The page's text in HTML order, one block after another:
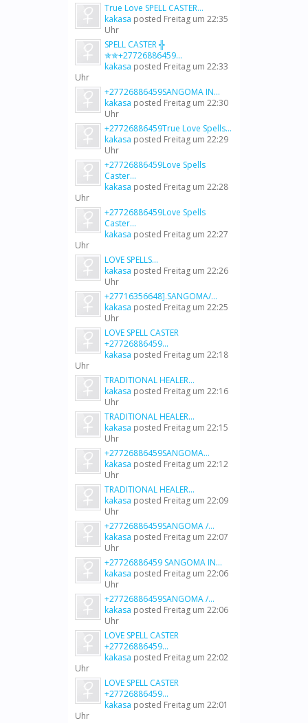
True Love SPELL CASTER...
kakasa posted Freitag um 22:35
Uhr
SPELL CASTER ╬
✯✯+27726886459...
kakasa posted Freitag um 22:33
Uhr
+27726886459SANGOMA IN...
kakasa posted Freitag um 22:30
Uhr
+27726886459True Love Spells...
kakasa posted Freitag um 22:29
Uhr
+27726886459Love Spells
Caster...
kakasa posted Freitag um 22:28
Uhr
+27726886459Love Spells
Caster...
kakasa posted Freitag um 22:27
Uhr
LOVE SPELLS...
kakasa posted Freitag um 22:26
Uhr
+27716356648].SANGOMA/...
kakasa posted Freitag um 22:25
Uhr
LOVE SPELL CASTER
+27726886459...
kakasa posted Freitag um 22:18
Uhr
TRADITIONAL HEALER...
kakasa posted Freitag um 22:16
Uhr
TRADITIONAL HEALER...
kakasa posted Freitag um 22:15
Uhr
+27726886459SANGOMA...
kakasa posted Freitag um 22:12
Uhr
TRADITIONAL HEALER...
kakasa posted Freitag um 22:09
Uhr
+27726886459SANGOMA /...
kakasa posted Freitag um 22:07
Uhr
+27726886459 SANGOMA IN...
kakasa posted Freitag um 22:06
Uhr
+27726886459SANGOMA /...
kakasa posted Freitag um 22:06
Uhr
LOVE SPELL CASTER
+27726886459...
kakasa posted Freitag um 22:02
Uhr
LOVE SPELL CASTER
+27726886459...
kakasa posted Freitag um 22:01
Uhr